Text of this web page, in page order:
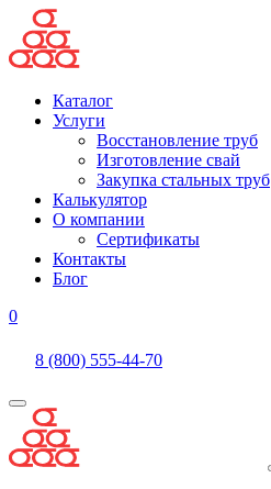
Каталог
Услуги
Восстановление труб
Изготовление свай
Закупка стальных труб
Калькулятор
О компании
Сертификаты
Контакты
Блог
0
8 (800) 555-44-70